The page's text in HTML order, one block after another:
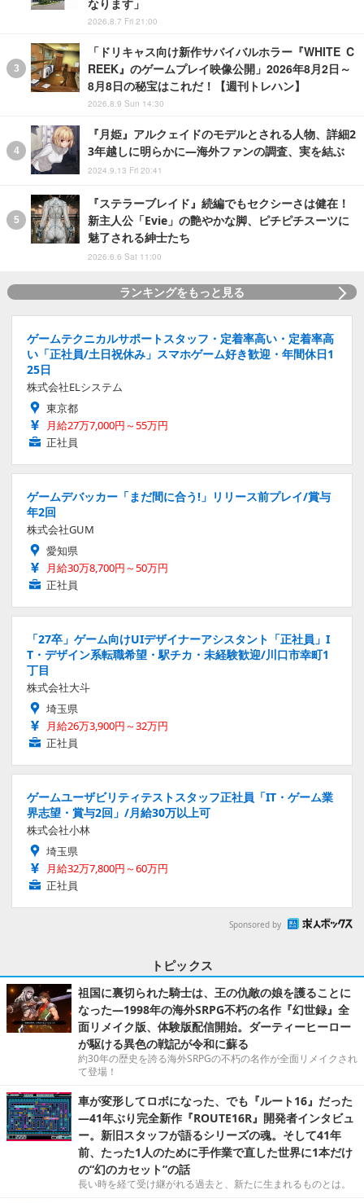
なります」
2026.8.7 Fri 21:00
「ドリキャス向け新作サバイバルホラー『WHITE C
REEK』のゲームプレイ映像公開」2026年8月2日～
8月8日の秘宝はこれだ！【週刊トレハン】
2026.8.9 Sun 14:30
『月姫』アルクェイドのモデルとされる人物、詳細2
3年越しに明らかに―海外ファンの調査、実を結ぶ
2024.9.13 Fri 20:41
『ステラーブレイド』続編でもセクシーさは健在！
新主人公「Evie」の艶やかな脚、ピチピチスーツに
魅了される紳士たち
2026.6.6 Sat 11:00
ランキングをもっと見る
ゲームテクニカルサポートスタッフ・定着率高い・定着率高
い「正社員/土日祝休み」スマホゲーム好き歓迎・年間休日1
25日
株式会社ELシステム
東京都
月給27万7,000円～55万円
正社員
ゲームデバッカー「まだ間に合う!」リリース前プレイ/賞与
年2回
株式会社GUM
愛知県
月給30万8,700円～50万円
正社員
「27卒」ゲーム向けUIデザイナーアシスタント「正社員」I
T・デザイン系転職希望・駅チカ・未経験歓迎/川口市幸町1
丁目
株式会社大斗
埼玉県
月給26万3,900円～32万円
正社員
ゲームユーザビリティテストスタッフ正社員「IT・ゲーム業
界志望・賞与2回」/月給30万以上可
株式会社小林
埼玉県
月給32万7,800円～60万円
正社員
Sponsored by
トピックス
祖国に裏切られた騎士は、王の仇敵の娘を護ることに
なった―1998年の海外SRPG不朽の名作『幻世録』全
面リメイク版、体験版配信開始。ダーティーヒーロー
が駆ける異色の戦記が令和に蘇る
約30年の歴史を誇る海外SRPGの不朽の名作が全面リメイクされ
て登場！
車が変形してロボになった、でも『ルート16』だった
―41年ぶり完全新作『ROUTE16R』開発者インタビュ
ー。新旧スタッフが語るシリーズの魂。そして41年
前、たった1人のために手作業で直した世界に1本だけ
の“幻のカセット”の話
長い時を経て受け継がれる過去と、新たに生まれるものとは。